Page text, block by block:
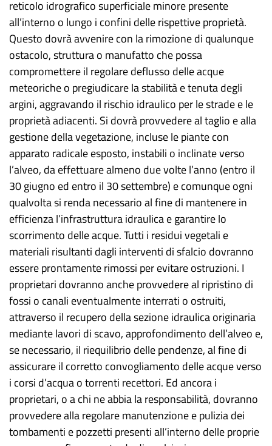
reticolo idrografico superficiale minore presente
all’interno o lungo i confini delle rispettive proprietà.
Questo dovrà avvenire con la rimozione di qualunque
ostacolo, struttura o manufatto che possa
compromettere il regolare deflusso delle acque
meteoriche o pregiudicare la stabilità e tenuta degli
argini, aggravando il rischio idraulico per le strade e le
proprietà adiacenti. Si dovrà provvedere al taglio e alla
gestione della vegetazione, incluse le piante con
apparato radicale esposto, instabili o inclinate verso
l’alveo, da effettuare almeno due volte l’anno (entro il
30 giugno ed entro il 30 settembre) e comunque ogni
qualvolta si renda necessario al fine di mantenere in
efficienza l’infrastruttura idraulica e garantire lo
scorrimento delle acque. Tutti i residui vegetali e
materiali risultanti dagli interventi di sfalcio dovranno
essere prontamente rimossi per evitare ostruzioni. I
proprietari dovranno anche provvedere al ripristino di
fossi o canali eventualmente interrati o ostruiti,
attraverso il recupero della sezione idraulica originaria
mediante lavori di scavo, approfondimento dell’alveo e,
se necessario, il riequilibrio delle pendenze, al fine di
assicurare il corretto convogliamento delle acque verso
i corsi d’acqua o torrenti recettori. Ed ancora i
proprietari, o a chi ne abbia la responsabilità, dovranno
provvedere alla regolare manutenzione e pulizia dei
tombamenti e pozzetti presenti all’interno delle proprie